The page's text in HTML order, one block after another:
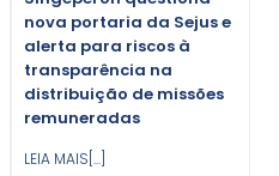
nova portaria da Sejus e
alerta para riscos à
transparência na
distribuição de missões
remuneradas
LEIA MAIS[...]